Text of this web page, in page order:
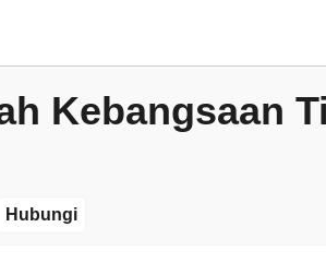
Kebangsaan
Hubungi